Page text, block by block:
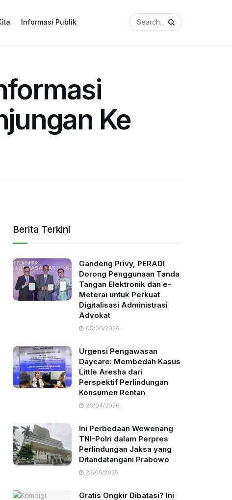
Informasi Publik
Ke
Berita Terkini
Gandeng Privy, PERADI
Dorong Penggunaan Tanda
Tangan Elektronik dan e-
Meterai untuk Perkuat
Digitalisasi Administrasi
Advokat
05/06/2026
Urgensi Pengawasan
Daycare: Membedah Kasus
Little Aresha dari
Perspektif Perlindungan
Konsumen Rentan
26/04/2026
Ini Perbedaan Wewenang
TNI-Polri dalam Perpres
Perlindungan Jaksa yang
Ditandatangani Prabowo
23/05/2025
Gratis Ongkir Dibatasi? Ini